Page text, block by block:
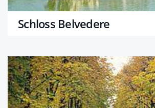
Schloss Belvedere